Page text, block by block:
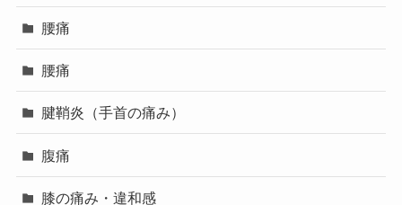
腰痛
腰痛
腱鞘炎（手首の痛み）
腹痛
膝の痛み・違和感